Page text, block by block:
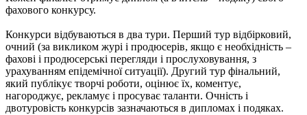
фахового конкурсу.
Конкурси відбуваються в два тури. Перший тур відбірковий,
очний (за викликом журі і продюсерів, якщо є необхідність –
фахові і продюсерські перегляди і прослуховування, з
урахуванням епідемічної ситуації). Другий тур фінальний,
який публікує творчі роботи, оцінює їх, коментує,
нагороджує, рекламує і просуває таланти. Очність і
двотуровість конкурсів зазначаються в дипломах і подяках.